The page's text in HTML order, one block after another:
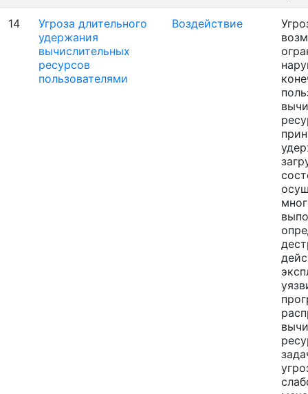
14
Угроза длительного
удержания
вычислительных
ресурсов
пользователями
Воздействие